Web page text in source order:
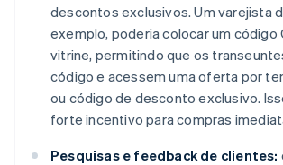
descontos exclusivos. Um varejista
exemplo, poderia colocar um código
vitrine, permitindo que os
código e acessem uma oferta por
ou código de desconto exclusivo.
forte incentivo para compras
Pesquisas e feedback de clientes: